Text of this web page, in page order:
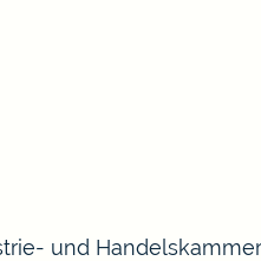
und Handelskammer